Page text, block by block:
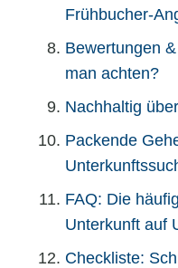
Frühbucher-
Bewertungen
man achten?
Nachhaltig
Packende
FAQ: Die
Unterkunft auf
Checkliste: